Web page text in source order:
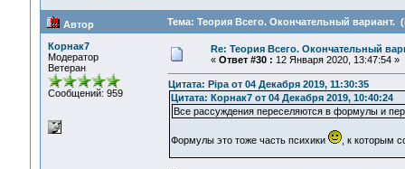
Автор Тема: Теория Всего. Окончательный вариант.
Корнак7
Модератор
Ветеран
Сообщений: 959
Re: Теория Всего. Окончательный
« Ответ #30 : 12 Января 2020, 13:47:54 »
Цитата: Pipa от 04 Декабря 2019, 11:30:35
Цитата: Корнак7 от 04 Декабря 2019, 10:40:24
Все рассуждения переселяются в формулы и
Формулы это тоже часть психики , к которым